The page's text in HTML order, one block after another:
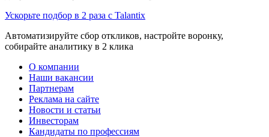
Ускорьте подбор в 2 раза с Talantix
Автоматизируйте сбор откликов, настройте воронку,
собирайте аналитику в 2 клика
О компании
Наши вакансии
Партнерам
Реклама на сайте
Новости и статьи
Инвесторам
Кандидаты по профессиям